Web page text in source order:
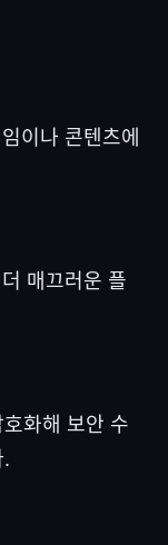
이나 콘텐츠에
매끄러운 플
화해 보안 수